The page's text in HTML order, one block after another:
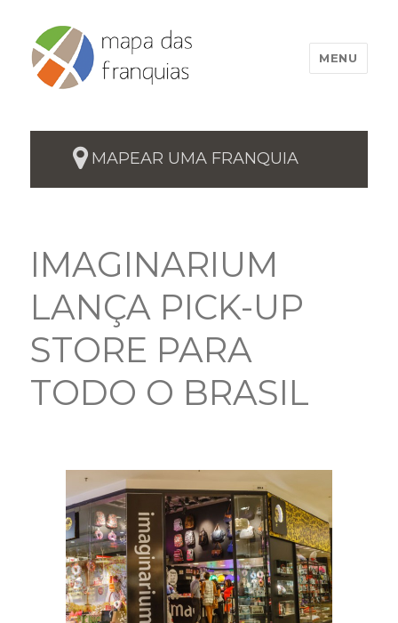
MENU
MAPEAR UMA FRANQUIA
IMAGINARIUM
LANÇA PICK-UP
STORE PARA
TODO O BRASIL